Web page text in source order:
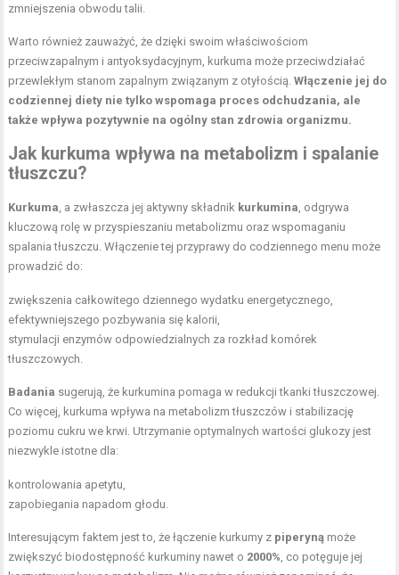
zmniejszenia obwodu talii.
Warto również zauważyć, że dzięki swoim właściwościom
przeciwzapalnym i antyoksydacyjnym, kurkuma może przeciwdziałać
przewlekłym stanom zapalnym związanym z otyłością.Włączenie jej do
codziennej diety nie tylko wspomaga proces odchudzania, ale
także wpływa pozytywnie na ogólny stan zdrowia organizmu.
Jak kurkuma wpływa na metabolizm i spalanie
tłuszczu?
Kurkuma , a zwłaszcza jej aktywny składnik kurkumina , odgrywa
kluczową rolę w przyspieszaniu metabolizmu oraz wspomaganiu
spalania tłuszczu. Włączenie tej przyprawy do codziennego menu może
prowadzić do:
zwiększenia całkowitego dziennego wydatku energetycznego,
efektywniejszego pozbywania się kalorii,
stymulacji enzymów odpowiedzialnych za rozkład komórek
tłuszczowych.
Badania sugerują, że kurkumina pomaga w redukcji tkanki tłuszczowej.
Co więcej, kurkuma wpływa na metabolizm tłuszczów i stabilizację
poziomu cukru we krwi. Utrzymanie optymalnych wartości glukozy jest
niezwykle istotne dla:
kontrolowania apetytu,
zapobiegania napadom głodu.
Interesującym faktem jest to, że łączenie kurkumy z piperyną może
zwiększyć biodostępność kurkuminy nawet o 2000% , co potęguje jej